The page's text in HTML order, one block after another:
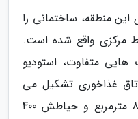
این منطقه، ساختمانی را
مرکزی واقع شده است.
هایی متفاوت، استودیو
غذاخوری تشکیل می
گردد و مساحت کل بنای آن 800 مترمربع و حیاطش 400